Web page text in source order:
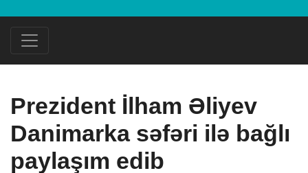
Prezident İlham Əliyev
Danimarka səfəri ilə bağlı
paylaşım edib